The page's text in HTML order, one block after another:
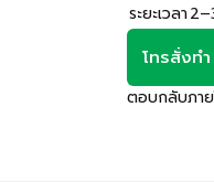
ระยะเวลา
โทรสั่งท
ตอบกลับภาย